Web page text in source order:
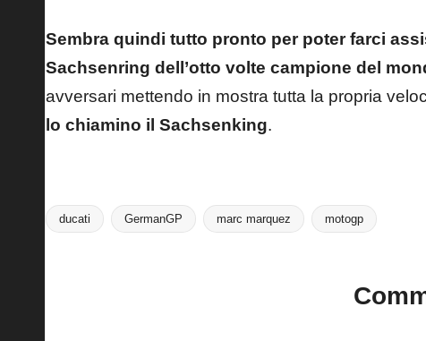
Sembra quindi tutto pronto per poter farci
Sachsenring dell’otto volte campione del
avversari mettendo in mostra tutta la propria
lo chiamino il Sachsenking.
Tags:
ducati GermanGP marc marquez motogp